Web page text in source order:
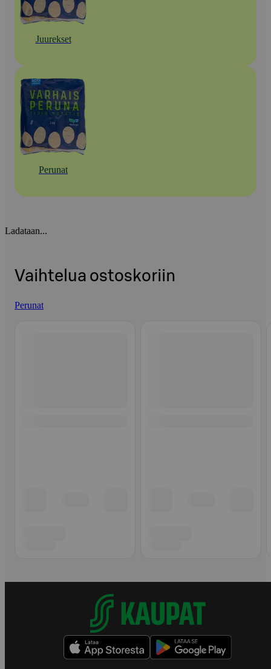
Juurekset
Perunat
Ladataan...
Vaihtelua ostoskoriin
Perunat